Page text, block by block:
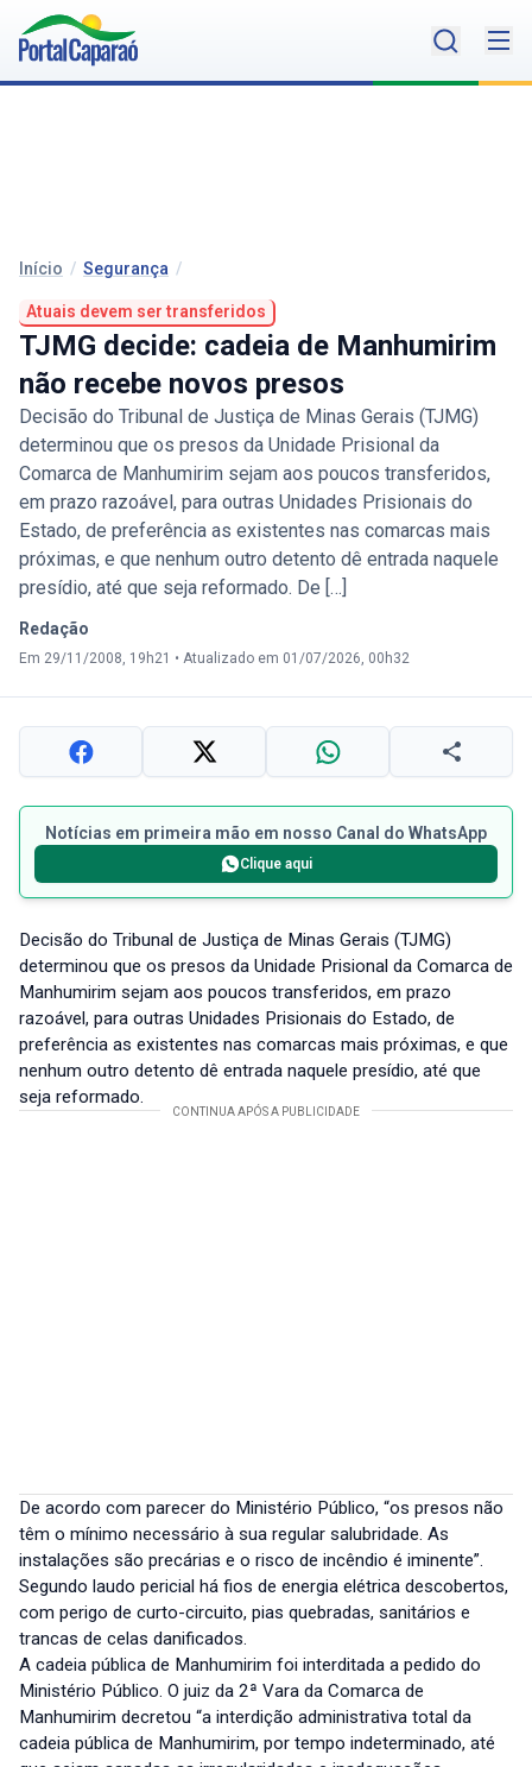
Início / Segurança /
Atuais devem ser transferidos
TJMG decide: cadeia de Manhumirim
não recebe novos presos
Decisão do Tribunal de Justiça de Minas Gerais (TJMG)
determinou que os presos da Unidade Prisional da
Comarca de Manhumirim sejam aos poucos transferidos,
em prazo razoável, para outras Unidades Prisionais do
Estado, de preferência as existentes nas comarcas mais
próximas, e que nenhum outro detento dê entrada naquele
presídio, até que seja reformado. De […]
Redação
Em 29/11/2008, 19h21 • Atualizado em 01/07/2026, 00h32
Notícias em primeira mão em nosso Canal do WhatsApp
Clique aqui
Decisão do Tribunal de Justiça de Minas Gerais (TJMG)
determinou que os presos da Unidade Prisional da Comarca de
Manhumirim sejam aos poucos transferidos, em prazo
razoável, para outras Unidades Prisionais do Estado, de
preferência as existentes nas comarcas mais próximas, e que
nenhum outro detento dê entrada naquele presídio, até que
seja reformado.
De acordo com parecer do Ministério Público, “os presos não
têm o mínimo necessário à sua regular salubridade. As
instalações são precárias e o risco de incêndio é iminente”.
Segundo laudo pericial há fios de energia elétrica descobertos,
com perigo de curto-circuito, pias quebradas, sanitários e
trancas de celas danificados.
A cadeia pública de Manhumirim foi interditada a pedido do
Ministério Público. O juiz da 2ª Vara da Comarca de
Manhumirim decretou “a interdição administrativa total da
cadeia pública de Manhumirim, por tempo indeterminado, até